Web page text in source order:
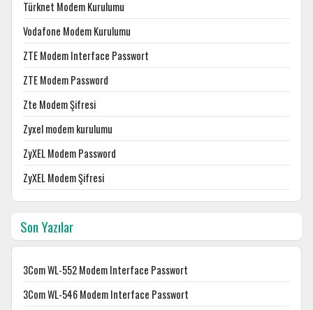
Türknet Modem Kurulumu
Vodafone Modem Kurulumu
ZTE Modem Interface Passwort
ZTE Modem Password
Zte Modem Şifresi
Zyxel modem kurulumu
ZyXEL Modem Password
ZyXEL Modem Şifresi
Son Yazılar
3Com WL-552 Modem Interface Passwort
3Com WL-546 Modem Interface Passwort